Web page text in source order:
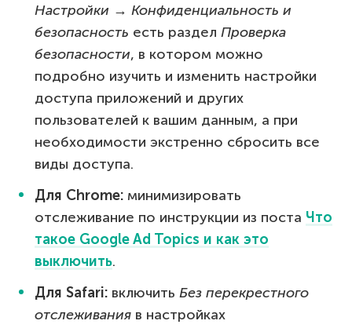
Настройки → Конфиденциальность и
безопасность есть раздел Проверка
безопасности, в котором можно
подробно изучить и изменить настройки
доступа приложений и других
пользователей к вашим данным, а при
необходимости экстренно сбросить все
виды доступа.
Для Chrome: минимизировать
отслеживание по инструкции из поста Что
такое Google Ad Topics и как это
выключить.
Для Safari: включить Без перекрестного
отслеживания в настройках